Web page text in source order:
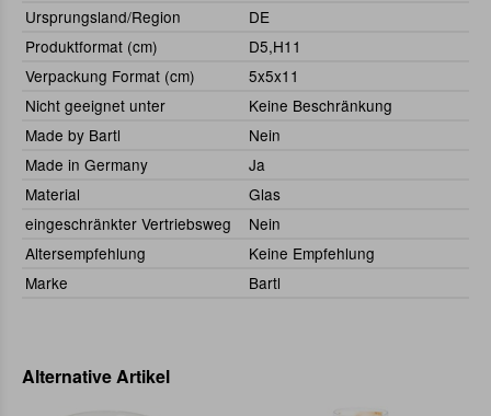
Ursprungsland/Region
DE
Produktformat (cm)
D5,H11
Verpackung Format (cm)
5x5x11
Nicht geeignet unter
Keine Beschränkung
Made by Bartl
Nein
Made in Germany
Ja
Material
Glas
eingeschränkter Vertriebsweg
Nein
Altersempfehlung
Keine Empfehlung
Marke
Bartl
Alternative Artikel